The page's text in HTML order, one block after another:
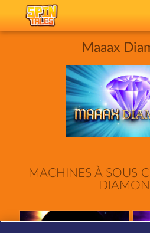
Maaax
MACHINES À SOUS